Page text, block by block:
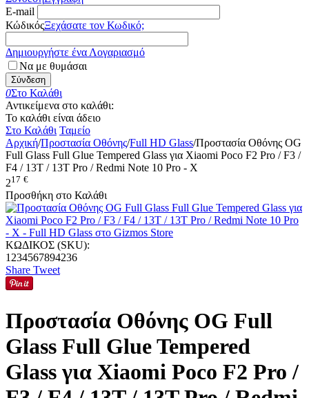
E-mail
ΚώδικόςΞεχάσατε τον Κωδικό;
Δημιουργήστε ένα Λογαριασμό
Να με θυμάσαι
Σύνδεση
0Στο Καλάθι
Αντικείμενα στο καλάθι:
Το καλάθι είναι άδειο
Στο Καλάθι Ταμείο
Αρχική/Προστασία Οθόνης/Full HD Glass/Προστασία Οθόνης OG
Full Glass Full Glue Tempered Glass για Xiaomi Poco F2 Pro / F3 /
F4 / 13T / 13T Pro / Redmi Note 10 Pro - Χ
217 €
Προσθήκη στο Καλάθι
ΚΩΔΙΚΟΣ (SKU):
1234567894236
Share Tweet
Προστασία Οθόνης OG Full
Glass Full Glue Tempered
Glass για Xiaomi Poco F2 Pro /